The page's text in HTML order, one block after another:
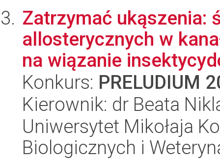
Zatrzymać ukąszenia:
allosterycznych w
na wiązanie
Konkurs: PRELUDIUM
Kierownik: dr Beata
Uniwersytet Mikołaja
Biologicznych i